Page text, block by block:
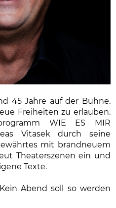
45 Jahre auf der Bühne.
Freiheiten zu erlauben.
WIE ES MIR
Vitasek durch seine
mit brandneuem
Theaterszenen ein und
Texte.
Abend soll so werden